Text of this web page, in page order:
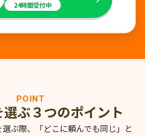
24時間受付中
POINT
ぶ３つのポイント
ぶ際、「どこに頼んでも同じ」と